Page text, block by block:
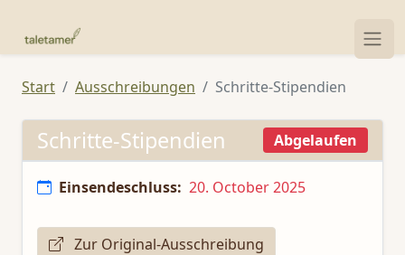
Start Ausschreibungen Schritte-Stipendien
Schritte-Stipendien Abgelaufen
Einsendeschluss: 20. October 2025
Zur Original-Ausschreibung